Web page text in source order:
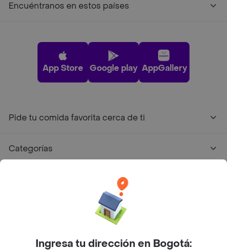
Encuéntranos en estos países
App Store Google play AppGallery
Pide tu comida favorita cerca de ti
Categorías
Facebook
Twitter
Instagram
Ingresa tu dirección en Bogotá: